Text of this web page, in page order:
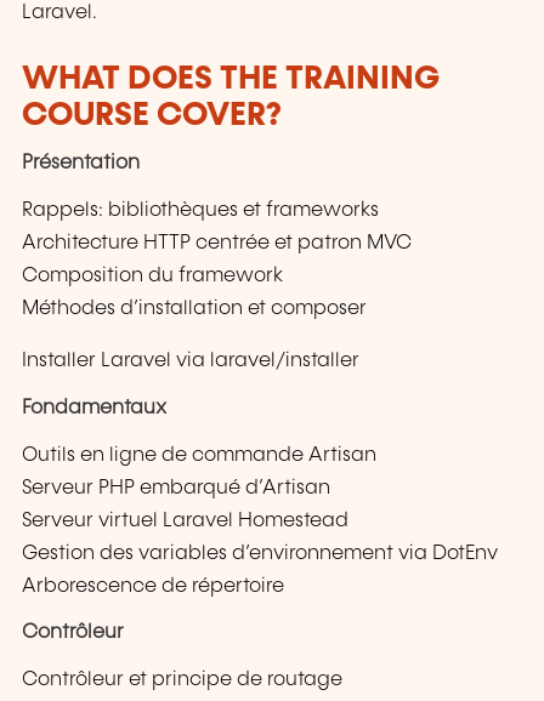
Laravel.
WHAT DOES THE TRAINING
COURSE COVER?
Présentation
Rappels: bibliothèques et frameworks
Architecture HTTP centrée et patron MVC
Composition du framework
Méthodes d’installation et composer
Installer Laravel via laravel/installer
Fondamentaux
Outils en ligne de commande Artisan
Serveur PHP embarqué d’Artisan
Serveur virtuel Laravel Homestead
Gestion des variables d’environnement via DotEnv
Arborescence de répertoire
Contrôleur
Contrôleur et principe de routage